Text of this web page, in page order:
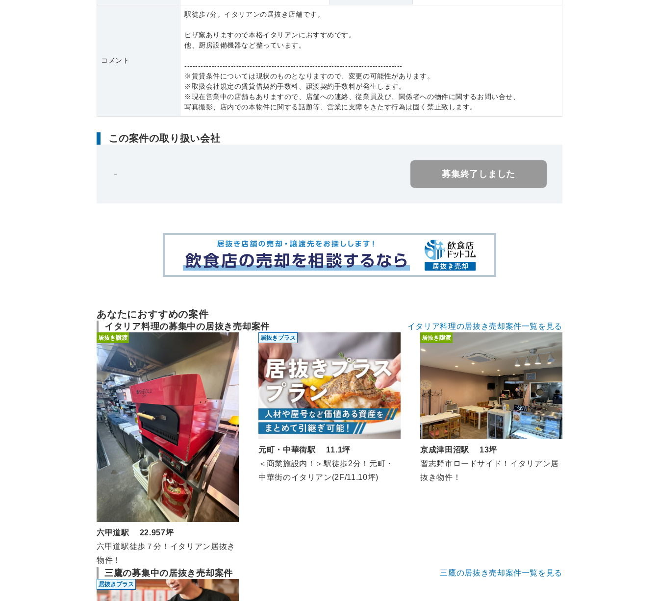
コメント
駅徒歩7分。イタリアンの居抜き店舗です。
ピザ窯ありますので本格イタリアンにおすすめです。
他、厨房設備機器など整っています。
--------------------------------------------------------------------------------
※賃貸条件については現状のものとなりますので、変更の可能性があります。
※取扱会社規定の賃貸借契約手数料、譲渡契約手数料が発生します。
※現在営業中の店舗もありますので、店舗への連絡、従業員及び、関係者への物件に関するお問い合せ、
写真撮影、店内での本物件に関する話題等、営業に支障をきたす行為は固く禁止致します。
この案件の取り扱い会社
－ 募集終了しました
あなたにおすすめの案件
イタリア料理の募集中の居抜き売却案件 イタリア料理の居抜き売却案件一覧を見る
居抜き譲渡
六甲道駅 22.957坪
六甲道駅徒歩７分！イタリアン居抜き
物件！
居抜きプラス
元町・中華街駅 11.1坪
＜商業施設内！＞駅徒歩2分！元町・
中華街のイタリアン(2F/11.10坪)
居抜き譲渡
京成津田沼駅 13坪
習志野市ロードサイド！イタリアン居
抜き物件！
三鷹の募集中の居抜き売却案件 三鷹の居抜き売却案件一覧を見る
居抜きプラス